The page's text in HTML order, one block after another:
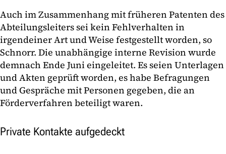
Auch im Zusammenhang mit früheren Patenten des
Abteilungsleiters sei kein Fehlverhalten in
irgendeiner Art und Weise festgestellt worden, so
Schnorr. Die unabhängige interne Revision wurde
demnach Ende Juni eingeleitet. Es seien Unterlagen
und Akten geprüft worden, es habe Befragungen
und Gespräche mit Personen gegeben, die an
Förderverfahren beteiligt waren.
Private Kontakte aufgedeckt